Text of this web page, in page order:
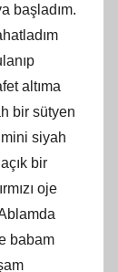
başladım.
altıma
bir sütyen
siyah
bir
oje
babam